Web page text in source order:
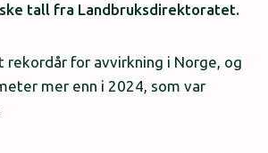
tall fra Landbruksdirektoratet.
rekordår for avvirkning i Norge, og
mer enn i 2024, som var